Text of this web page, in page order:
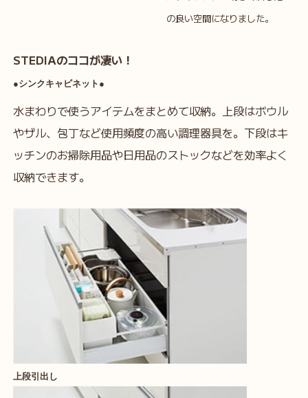
の良い空間になりました。
STEDIAのココが凄い！
●シンクキャビネット●
水まわりで使うアイテムをまとめて収納。上段はボウル
やザル、包丁など使用頻度の高い調理器具を。下段はキ
ッチンのお掃除用品や日用品のストックなどを効率よく
収納できます。
上段引出し